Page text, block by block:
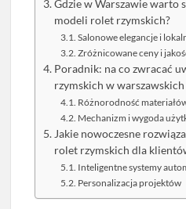
Gdzie w Warszawie warto
modeli rolet rzymskich?
Salonowe elegancje i
Zróżnicowane ceny i
Poradnik: na co zwracać
rzymskich w warszawskich
Różnorodność
Mechanizm i wygoda
Jakie nowoczesne
rolet rzymskich dla
Inteligentne systemy
Personalizacja projektów